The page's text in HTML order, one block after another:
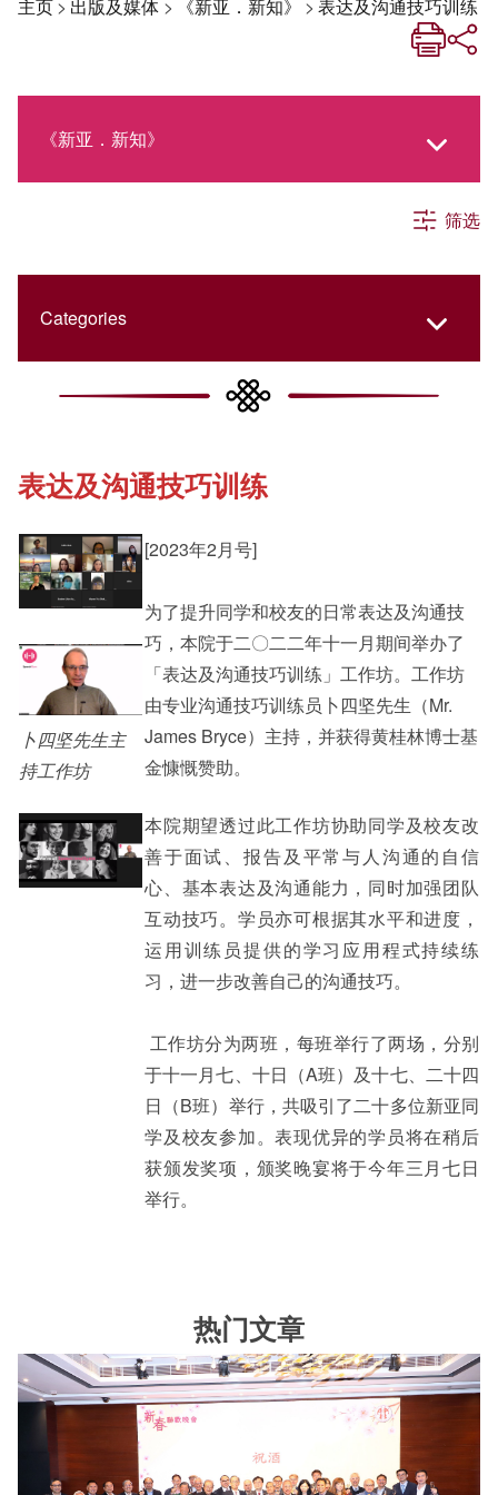
主页> 出版及媒体 > 《新亚．新知》 > 表达及沟通技巧训练
《新亚．新知》
社交媒体专栏
《新亚简讯》
《新亚书院概览》
其他书院出版
新亚影集
影片库
筛选
Categories
College Updates
Cultural Topics
Student Development
Staff Engagement
Alumni Connections
表达及沟通技巧训练
卜四坚先生主
持工作坊
[2023年2月号]
为了提升同学和校友的日常表达及沟通技
巧，本院于二〇二二年十一月期间举办了
「表达及沟通技巧训练」工作坊。工作坊
由专业沟通技巧训练员卜四坚先生（Mr.
James Bryce）主持，并获得黄桂林博士基
金慷慨赞助。
本院期望透过此工作坊协助同学及校友改
善于面试、报告及平常与人沟通的自信
心、基本表达及沟通能力，同时加强团队
互动技巧。学员亦可根据其水平和进度，
运用训练员提供的学习应用程式持续练
习，进一步改善自己的沟通技巧。
工作坊分为两班，每班举行了两场，分别
于十一月七、十日（A班）及十七、二十四
日（B班）举行，共吸引了二十多位新亚同
学及校友参加。表现优异的学员将在稍后
获颁发奖项，颁奖晚宴将于今年三月七日
举行。
热门文章